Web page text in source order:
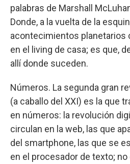
palabras de Marshall
Donde, a la vuelta de la
acontecimientos planetarios
en el living de casa; es que,
allí donde suceden.
Números. La segunda gran
(a caballo del XXI) es la que
en números: la revolución
circulan en la web, las que
del smartphone, las que se
en el procesador de texto;